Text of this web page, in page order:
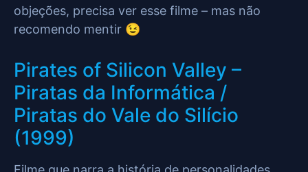
objeções, precisa ver esse filme – mas não
recomendo mentir 😉
Pirates of Silicon Valley –
Piratas da Informática /
Piratas do Vale do Silício
(1999)